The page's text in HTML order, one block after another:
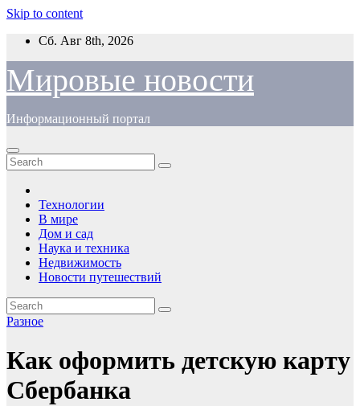
Skip to content
Сб. Авг 8th, 2026
Мировые новости
Информационный портал
Технологии
В мире
Дом и сад
Наука и техника
Недвижимость
Новости путешествий
Разное
Как оформить детскую карту
Сбербанка